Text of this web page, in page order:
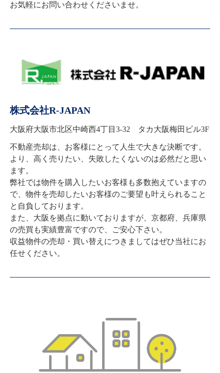
お気軽にお問い合わせくださいませ。
株式会社R-JAPAN
大阪府大阪市北区中崎西4丁目3-32 タカ大阪梅田ビル3F
不動産売却は、お客様にとって人生で大きな決断です。
より、高く売りたい、失敗したくないのは必然だと思い
ます。
弊社では物件を購入したいお客様も多数抱えていますの
で、物件を売却したいお客様のご要望も叶えられること
と自負しております。
また、大阪を拠点に動いておりますが、京都府、兵庫県
の売買も実績豊富ですので、ご安心下さい。
収益物件の売却・買い替えにつきましてはぜひ当社にお
任せください。